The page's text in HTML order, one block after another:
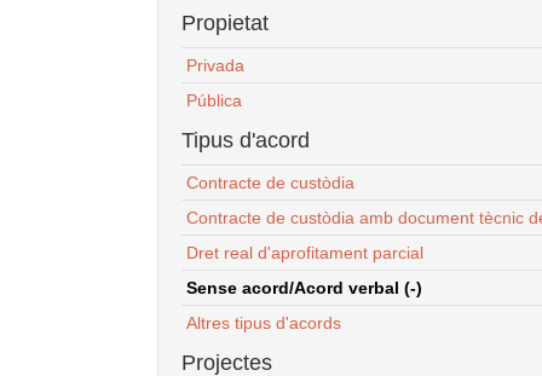
Propietat
Privada
Pública
Tipus d'acord
Contracte de custòdia
Contracte de custòdia amb document tècnic
Dret real d'aprofitament parcial
Sense acord/Acord verbal (-)
Altres tipus d'acords
Projectes